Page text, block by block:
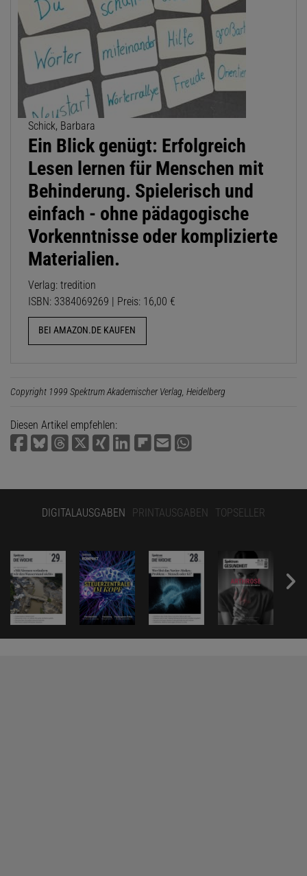
Schick, Barbara
Ein Blick genügt: Erfolgreich
Lesen lernen für Menschen mit
Behinderung. Spielerisch und
einfach - ohne pädagogische
Vorkenntnisse oder komplizierte
Materialien.
Verlag: tredition
ISBN: 3384069269 | Preis: 16,00 €
BEI AMAZON.DE KAUFEN
Copyright 1999 Spektrum Akademischer Verlag, Heidelberg
Diesen Artikel empfehlen:
DIGITALAUSGABEN PRINTAUSGABEN TOPSELLER